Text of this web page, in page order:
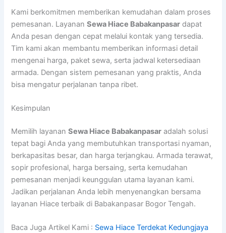
Kami berkomitmen memberikan kemudahan dalam proses
pemesanan. LayananSewa Hiace Babakanpasar dapat
Anda pesan dengan cepat melalui kontak yang tersedia.
Tim kami akan membantu memberikan informasi detail
mengenai harga, paket sewa, serta jadwal ketersediaan
armada. Dengan sistem pemesanan yang praktis, Anda
bisa mengatur perjalanan tanpa ribet.
Kesimpulan
Memilih layananSewa Hiace Babakanpasar adalah solusi
tepat bagi Anda yang membutuhkan transportasi nyaman,
berkapasitas besar, dan harga terjangkau. Armada terawat,
sopir profesional, harga bersaing, serta kemudahan
pemesanan menjadi keunggulan utama layanan kami.
Jadikan perjalanan Anda lebih menyenangkan bersama
layanan Hiace terbaik di Babakanpasar Bogor Tengah.
Baca Juga Artikel Kami : Sewa Hiace Terdekat Kedungjaya